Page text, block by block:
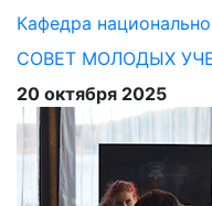
Кафедра
СОВЕТ МОЛОДЫХ
20 октября 2025